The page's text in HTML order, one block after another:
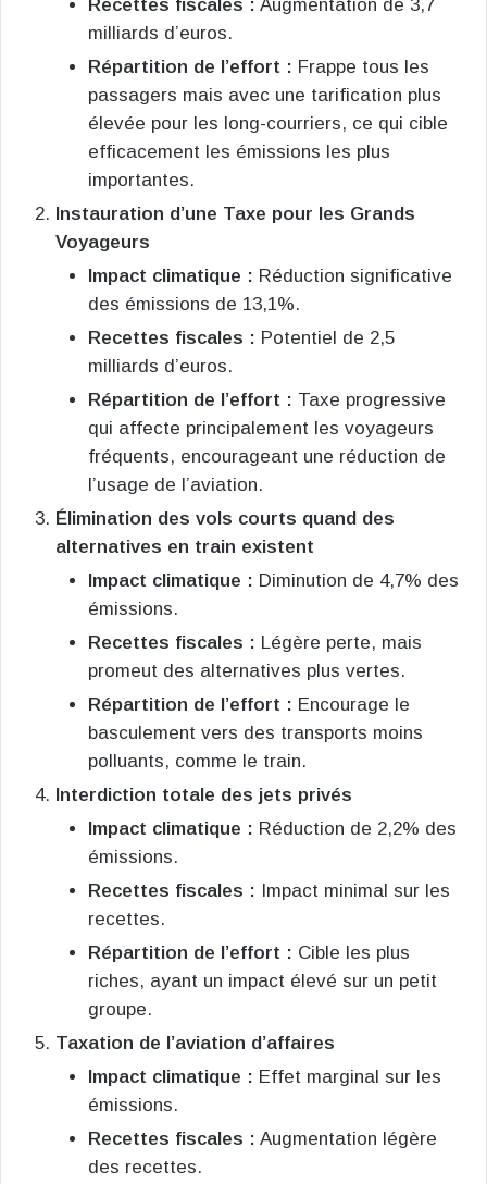
Recettes fiscales : Augmentation de 3,7
milliards d’euros.
Répartition de l’effort : Frappe tous les
passagers mais avec une tarification plus
élevée pour les long-courriers, ce qui cible
efficacement les émissions les plus
importantes.
Instauration d’une Taxe pour les Grands
Voyageurs
Impact climatique : Réduction significative
des émissions de 13,1%.
Recettes fiscales : Potentiel de 2,5
milliards d’euros.
Répartition de l’effort : Taxe progressive
qui affecte principalement les voyageurs
fréquents, encourageant une réduction de
l’usage de l’aviation.
Élimination des vols courts quand des
alternatives en train existent
Impact climatique : Diminution de 4,7% des
émissions.
Recettes fiscales : Légère perte, mais
promeut des alternatives plus vertes.
Répartition de l’effort : Encourage le
basculement vers des transports moins
polluants, comme le train.
Interdiction totale des jets privés
Impact climatique : Réduction de 2,2% des
émissions.
Recettes fiscales : Impact minimal sur les
recettes.
Répartition de l’effort : Cible les plus
riches, ayant un impact élevé sur un petit
groupe.
Taxation de l’aviation d’affaires
Impact climatique : Effet marginal sur les
émissions.
Recettes fiscales : Augmentation légère
des recettes.